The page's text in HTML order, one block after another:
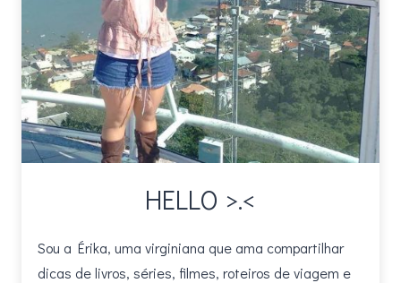
HELLO >.<
Sou a Érika, uma virginiana que ama compartilhar
dicas de livros, séries, filmes, roteiros de viagem e